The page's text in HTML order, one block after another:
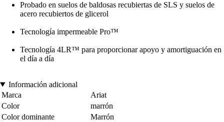
Probado en suelos de baldosas recubiertas de SLS y suelos de
acero recubiertos de glicerol
Tecnología impermeable Pro™
Tecnología 4LR™ para proporcionar apoyo y amortiguación en
el día a día
Información adicional
Marca
Ariat
Color
marrón
Color dominante
Marrón